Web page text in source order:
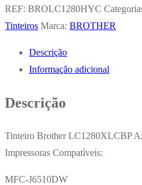
Tinteiro
Brother
LC1280XLCBP
Pág.
REF: BROLC1280HYC
Tinteiros Marca: BROTHER
Descrição
Informação adicional
Descrição
Tinteiro Brother LC1280XLCBP
Impressoras Compatíveis:
MFC-J6510DW